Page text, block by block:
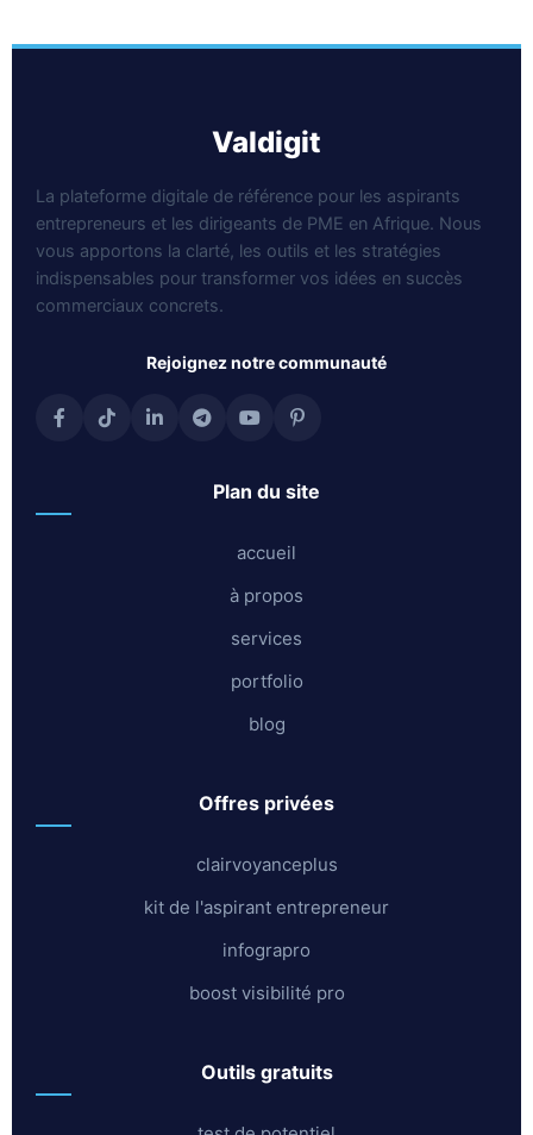
valdigit
La plateforme digitale de référence pour les aspirants
entrepreneurs et les dirigeants de PME en Afrique. Nous
vous apportons la clarté, les outils et les stratégies
indispensables pour transformer vos idées en succès
commerciaux concrets.
rejoignez notre communauté
plan du site
accueil
à propos
services
portfolio
blog
offres privées
clairvoyanceplus
kit de l'aspirant entrepreneur
infograpro
boost visibilité pro
outils gratuits